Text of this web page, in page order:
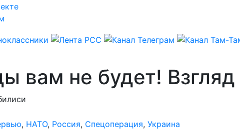
не будет! Взгляд
, НАТО, Россия, Спецоперация, Украина